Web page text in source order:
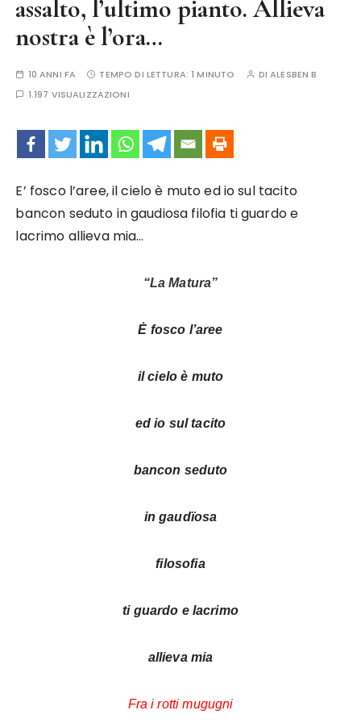
assalto, l’ultimo pianto. Allieva
nostra è l’ora…
10 ANNI FA TEMPO DI LETTURA:1 MINUTO DIALESBEN B
1.197 VISUALIZZAZIONI
E’ fosco l’aree, il cielo è muto ed io sul tacito
bancon seduto in gaudiosa filofia ti guardo e
lacrimo allieva mia…
“La Matura”
Ė fosco l’aree
il cielo è muto
ed io sul tacito
bancon seduto
in gaudïosa
filosofia
ti guardo e lacrimo
allieva mia
Fra i rotti mugugni